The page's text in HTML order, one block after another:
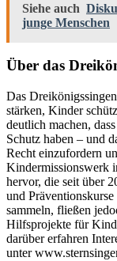
Siehe auch
junge Menschen
Über das
Das
stärken, Kinder
deutlich machen,
Schutz haben – und
Recht einzufordern
Kindermissionswerk
hervor, die seit über
und
sammeln, fließen
Hilfsprojekte für
darüber erfahren
unter